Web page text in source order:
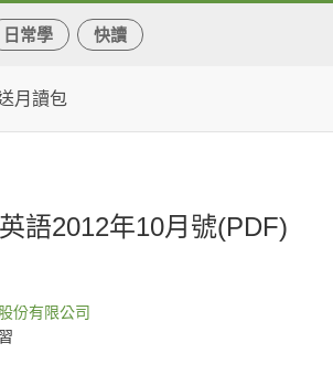
日常學 快讀
月讀包
語2012年10月號(PDF)
份有限公司